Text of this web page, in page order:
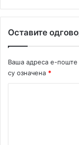
Оставите
Ваша адреса е-поште
су означена *